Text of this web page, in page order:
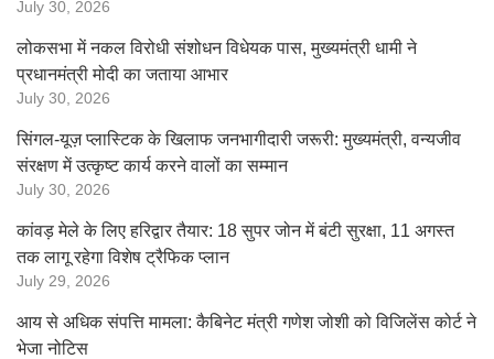
July 30, 2026
लोकसभा में नकल विरोधी संशोधन विधेयक पास, मुख्यमंत्री धामी ने
प्रधानमंत्री मोदी का जताया आभार
July 30, 2026
सिंगल-यूज़ प्लास्टिक के खिलाफ जनभागीदारी जरूरी: मुख्यमंत्री, वन्यजीव
संरक्षण में उत्कृष्ट कार्य करने वालों का सम्मान
July 30, 2026
कांवड़ मेले के लिए हरिद्वार तैयार: 18 सुपर जोन में बंटी सुरक्षा, 11 अगस्त
तक लागू रहेगा विशेष ट्रैफिक प्लान
July 29, 2026
आय से अधिक संपत्ति मामला: कैबिनेट मंत्री गणेश जोशी को विजिलेंस कोर्ट ने
भेजा नोटिस